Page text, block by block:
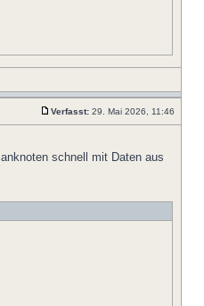
Verfasst: 29. Mai 2026, 11:46
schnell mit Daten aus